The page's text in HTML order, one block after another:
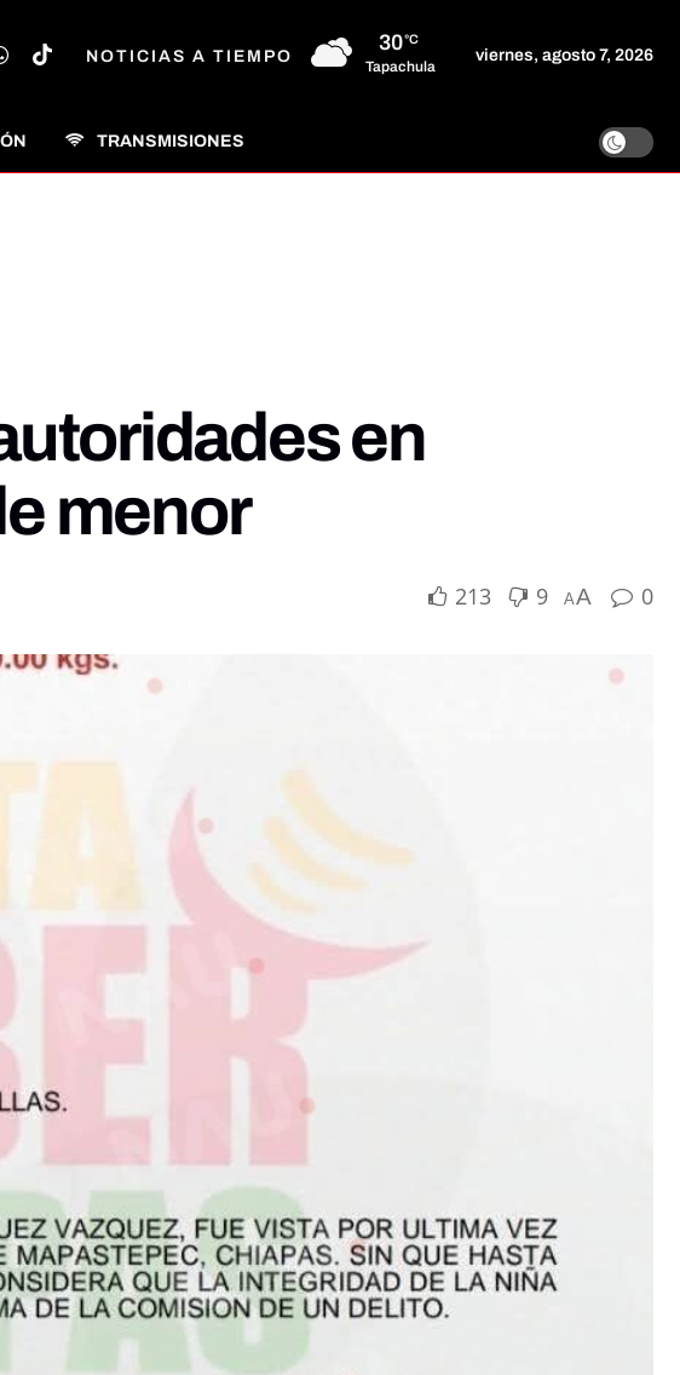
NOTICIAS A TIEMPO
30°C
Tapachula
viernes, agosto 7, 2026
TRANSMISIONES
en
menor
213 9 AA 0